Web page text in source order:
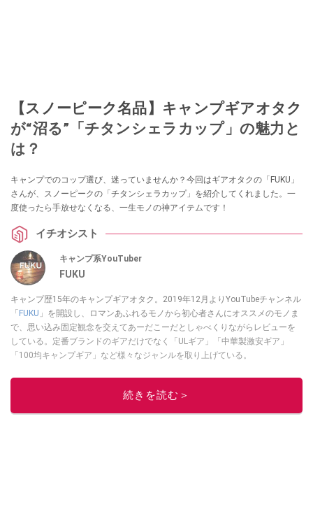
【スノーピーク名品】キャンプギアオタク
が“沼る”「チタンシェラカップ」の魅力と
は？
キャンプでのコップ選び、迷っていませんか？今回はギアオタクの「FUKU」
さんが、スノーピークの「チタンシェラカップ」を紹介してくれました。一
度使ったら手放せなくなる、一生モノの神アイテムです！
イチオシスト
キャンプ系YouTuber
FUKU
キャンプ歴15年のキャンプギアオタク。2019年12月よりYouTubeチャンネル
「FUKU 」を開設し、ロマンあふれるモノから初心者さんにオススメのモノま
で、思い込み固定観念を交えてあーだこーだとしゃべくりながらレビューを
している。定番ブランドのギアだけでなく「ULギア」「中華製激安ギア」
「100均キャンプギア」など様々なジャンルを取り上げている。
このイチオシストの他の記事を読む
続きを読む＞